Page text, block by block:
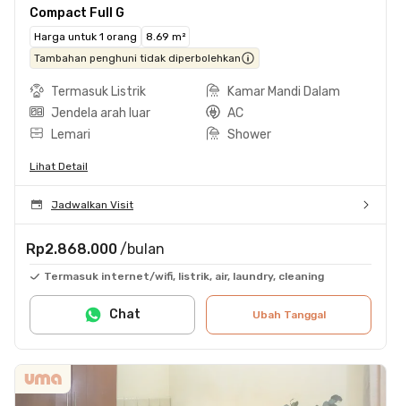
Compact Full G
Harga untuk 1 orang
8.69 m²
Tambahan penghuni tidak diperbolehkan
Termasuk Listrik
Kamar Mandi Dalam
Jendela arah luar
AC
Lemari
Shower
Lihat Detail
Jadwalkan Visit
Rp2.868.000 /bulan
Termasuk internet/wifi, listrik, air, laundry, cleaning
Ubah Tanggal
Chat